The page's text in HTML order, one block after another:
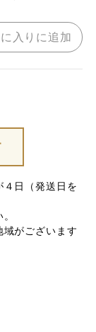
入りに追加
日（発送日を
がございます